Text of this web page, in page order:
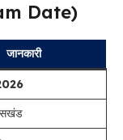
Date)
जानकारी